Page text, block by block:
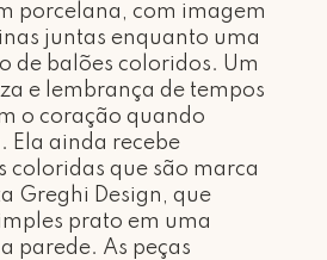
porcelana, com imagem
juntas enquanto uma
de balões coloridos. Um
e lembrança de tempos
o coração quando
Ela ainda recebe
coloridas que são marca
Greghi Design, que
prato em uma
parede. As peças